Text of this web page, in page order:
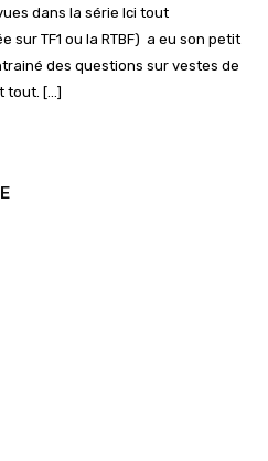
dans la série Ici tout
sur TF1 ou la RTBF) a eu son petit
des questions sur vestes de
tout. […]